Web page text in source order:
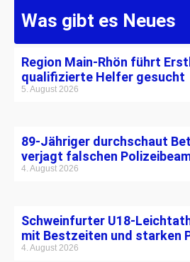
Was gibt es Neues
Region Main-Rhön führt
qualifizierte Helfer gesucht
5. August 2026
89-Jähriger durchschaut
verjagt falschen
4. August 2026
Schweinfurter U18-
mit Bestzeiten und starken
4. August 2026